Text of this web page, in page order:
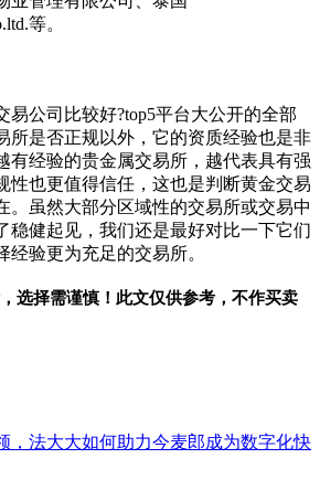
等。
易公司比较好?top5平台大公开的全部
所是否正规以外，它的资质经验也是非
有经验的贵金属交易所，越代表具有强
性也更值得信任，这也是判断黄金交易
。虽然大部分区域性的交易所或交易中
稳健起见，我们还是最好对比一下它们
经验更为充足的交易所。
选择需谨慎！此文仅供参考，不作买卖
，法大大如何助力今麦郎成为数字化快